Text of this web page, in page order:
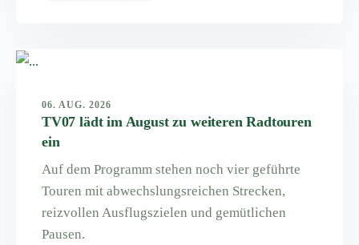
06. AUG. 2026
TV07 lädt im August zu weiteren Radtouren
ein
Auf dem Programm stehen noch vier geführte
Touren mit abwechslungsreichen Strecken,
reizvollen Ausflugszielen und gemütlichen
Pausen.